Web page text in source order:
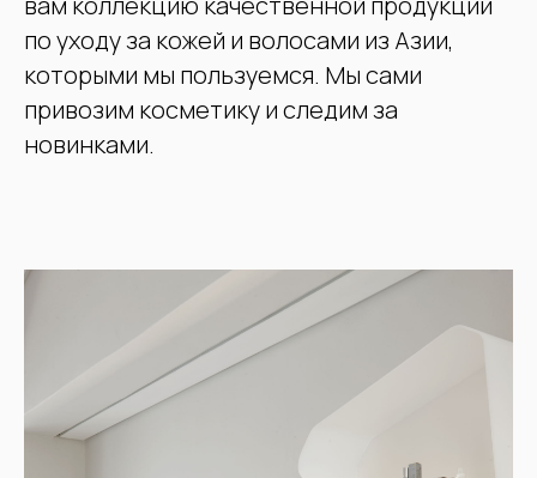
по уходу за кожей и волосами из Азии,
которыми мы пользуемся. Мы сами
привозим косметику и следим за
новинками.